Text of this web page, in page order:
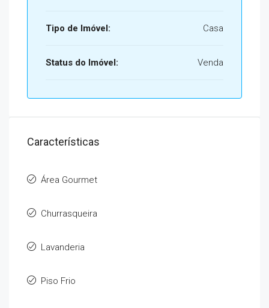
Tipo de Imóvel: Casa
Status do Imóvel: Venda
Características
Área Gourmet
Churrasqueira
Lavanderia
Piso Frio